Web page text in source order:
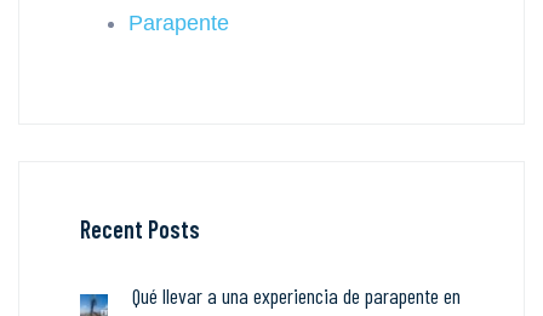
Parapente
Recent Posts
Qué llevar a una experiencia de parapente en